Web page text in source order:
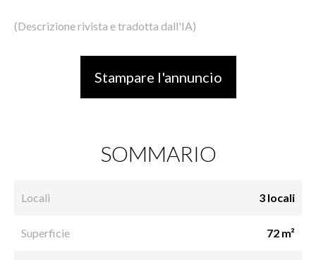
(Descrizione rivista e tradotta dall'IA)
Stampare l'annuncio
SOMMARIO
Locali 3 locali
Superficie 72 m²